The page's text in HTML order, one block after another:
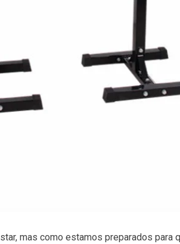
mas como estamos preparados para